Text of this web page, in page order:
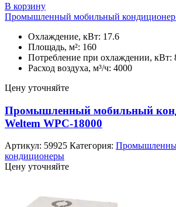
В корзину
Промышленный мобильный кондиционер
Охлаждение, кВт: 17.6
Площадь, м²: 160
Потребление при охлаждении, кВт:
Расход воздуха, м³/ч: 4000
Цену уточняйте
Промышленный мобильный
Weltem WPC-18000
Артикул: 59925 Категория:
кондиционеры
Цену уточняйте